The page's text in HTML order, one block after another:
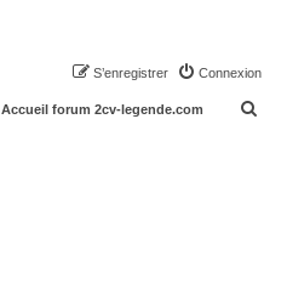
Connexion
S’enregistrer
Accueil forum 2cv-legende.com